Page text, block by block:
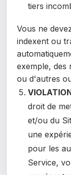
tiers
Vous ne
indexent ou
exemple, des
ou d'autres
droit de
et/ou du
une
pour les
Service,